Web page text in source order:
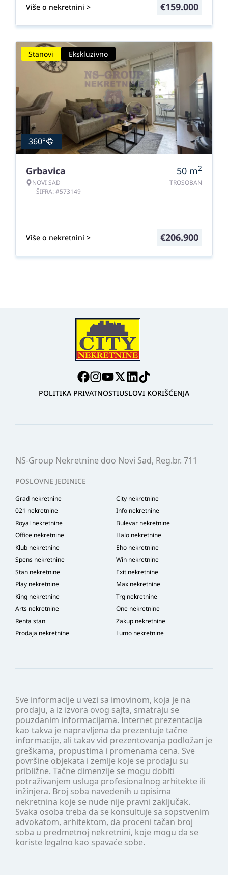
Više o nekretnini > €159.000
Stanovi Ekskluzivno
360°
Grbavica
NOVI SAD
ŠIFRA: #573149
50 m2
TROSOBAN
Više o nekretnini > €206.900
POLITIKA PRIVATNOSTIUSLOVI KORIŠĆENJA
Sve informacije u vezi sa imovinom, koja je na
prodaju, a iz izvora ovog sajta, smatraju se
pouzdanim informacijama. Internet prezentacija
kao takva je napravljena da prezentuje tačne
informacije, ali takav vid prezentovanja podložan je
greškama, propustima i promenama cena. Sve
površine objekata i zemlje koje se prodaju su
približne. Tačne dimenzije se mogu dobiti
potraživanjem usluga profesionalnog arhitekte ili
inžinjera. Broj soba navedenih u opisima
nekretnina koje se nude nije pravni zaključak.
Svaka osoba treba da se konsultuje sa sopstvenim
advokatom, arhitektom, da proceni tačan broj
soba u predmetnoj nekretnini, koje mogu da se
koriste legalno kao spavaće sobe.
NS-Group Nekretnine doo Novi Sad, Reg.br. 711
POSLOVNE JEDINICE
Grad nekretnine
City nekretnine
021 nekretnine
Info nekretnine
Royal nekretnine
Bulevar nekretnine
Office nekretnine
Halo nekretnine
Klub nekretnine
Eho nekretnine
Spens nekretnine
Win nekretnine
Stan nekretnine
Exit nekretnine
Play nekretnine
Max nekretnine
King nekretnine
Trg nekretnine
Arts nekretnine
One nekretnine
Renta stan
Zakup nekretnine
Prodaja nekretnine
Lumo nekretnine